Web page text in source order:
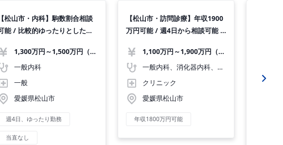
【松山市・内科】駒数割合相談
能 / 比較的ゆったりとした勤
1,300万円～1,500万円（応相談）
一般内科
一般
愛媛県松山市
週4日、ゆったり勤務
当直なし
【松山市・訪問診療】年収1900
万円可能 / 週4日から相談可能 /
1,100万円～1,900万円（応相談）
一般内科、消化器内科、循環器内科、呼吸器内科、血液内科、心療内科、脳神経内科、内分泌内科、老人内科
クリニック
愛媛県松山市
年収1800万円可能